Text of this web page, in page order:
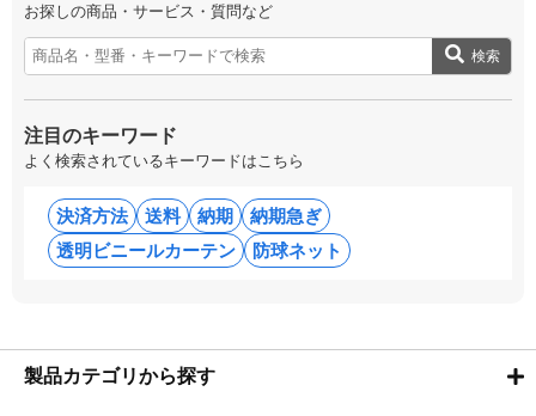
お探しの商品・サービス・質問など
検索
注目のキーワード
よく検索されているキーワードはこちら
決済方法 送料 納期
納期急ぎ
透明ビニールカーテン
防球ネット
製品カテゴリから探す